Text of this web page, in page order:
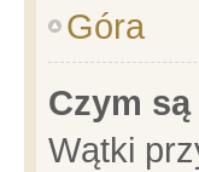
Góra
Czym
Wątki